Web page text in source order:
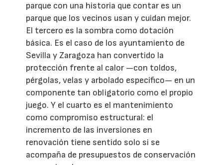
parque con una historia que contar es un
parque que los vecinos usan y cuidan mejor.
El tercero es la sombra como dotación
básica. Es el caso de los ayuntamiento de
Sevilla y Zaragoza han convertido la
protección frente al calor —con toldos,
pérgolas, velas y arbolado específico— en un
componente tan obligatorio como el propio
juego. Y el cuarto es el mantenimiento
como compromiso estructural: el
incremento de las inversiones en
renovación tiene sentido solo si se
acompaña de presupuestos de conservación